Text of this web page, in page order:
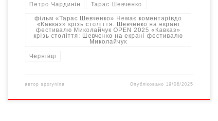
Петро Чардинін Тарас Шевченко
фільм «Тарас Шевченко» Немає коментарівдо
«Кавказ» крізь століття: Шевченко на екрані
фестивалю Миколайчук OPEN 2025 «Кавказ»
крізь століття: Шевченко на екрані фестивалю
Миколайчук
Чернівці
автор sporynina Опубліковано 19/06/2025